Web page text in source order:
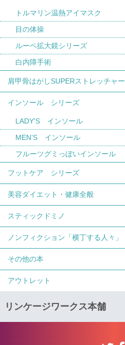
トルマリン温熱アイマスク
目の体操
ルーペ拡大鏡シリーズ
白内障手術
肩甲骨はがしSUPERストレッチャー
インソール シリーズ
LADY'S インソール
MEN’S インソール
フルーツグミっぽいインソール
フットケア シリーズ
美容ダイエット・健康全般
スティックドミノ
ノンフィクション「横丁する人々」
その他の本
アウトレット
リンケージワークス本舗